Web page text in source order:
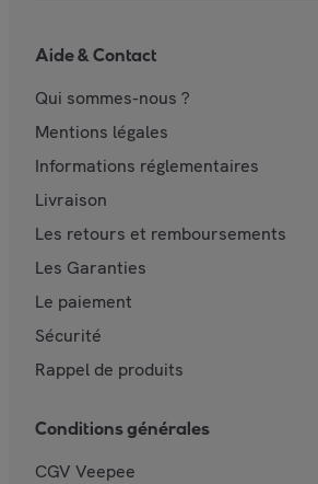
Aide & Contact
Qui sommes-nous ?
Mentions légales
Informations réglementaires
Livraison
Les retours et remboursements
Les Garanties
Le paiement
Sécurité
Rappel de produits
Conditions générales
CGV Veepee